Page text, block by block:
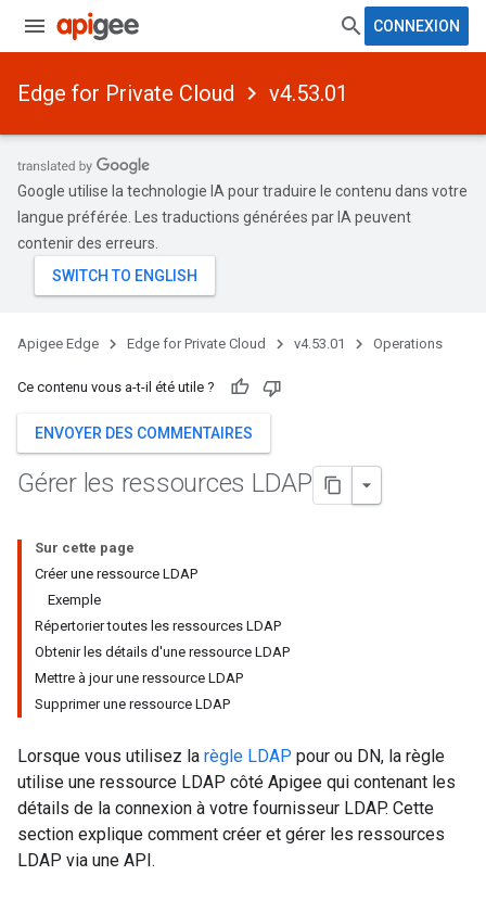
CONNEXION
Edge for Private Cloud v4.53.01
Google utilise la technologie IA pour traduire le contenu dans votre
langue préférée. Les traductions générées par IA peuvent
contenir des erreurs.
Apigee Edge Edge for Private Cloud v4.53.01 Operations
Ce contenu vous a-t-il été utile ?
ENVOYER DES COMMENTAIRES
Gérer les ressources LDAP
Sur cette page
Créer une ressource LDAP
Exemple
Répertorier toutes les ressources LDAP
Obtenir les détails d'une ressource LDAP
Mettre à jour une ressource LDAP
Supprimer une ressource LDAP
Lorsque vous utilisez la règle LDAP pour ou DN, la règle
utilise une ressource LDAP côté Apigee qui contenant les
détails de la connexion à votre fournisseur LDAP. Cette
section explique comment créer et gérer les ressources
LDAP via une API.